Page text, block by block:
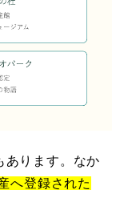
あります。なか
へ登録された